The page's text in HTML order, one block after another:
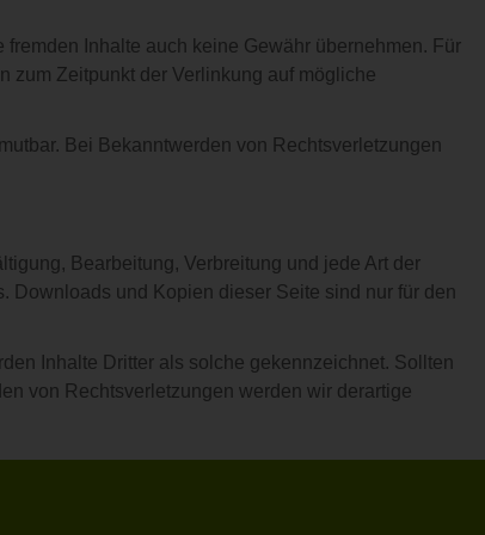
Inhalte auch keine Gewähr übernehmen. Für
zum Zeitpunkt der Verlinkung auf mögliche
Bei Bekanntwerden von Rechtsverletzungen
Bearbeitung, Verbreitung und jede Art der
Downloads und Kopien dieser Seite sind nur für den
Inhalte Dritter als solche gekennzeichnet. Sollten
von Rechtsverletzungen werden wir derartige